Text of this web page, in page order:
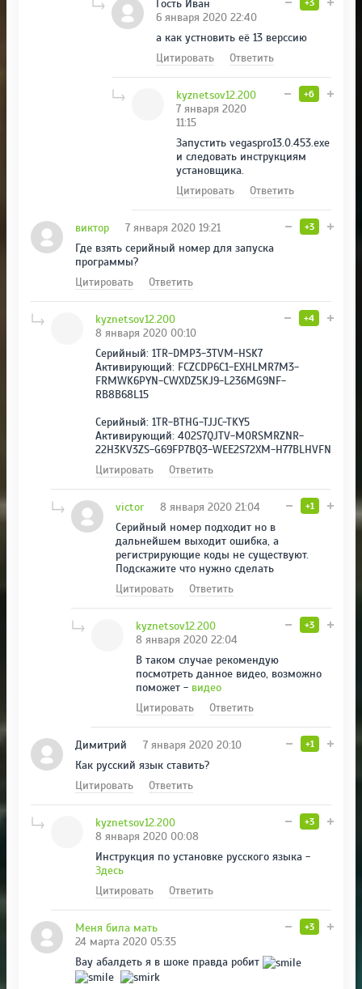
Гость Иван
6 января 2020 22:40
а как устновить её 13 верссию
Цитировать
Ответить
+6
kyznetsov12.200
7 января 2020
11:15
Запустить vegaspro13.0.453.exe
и следовать инструкциям
установщика.
Цитировать
Ответить
+3
виктор
7 января 2020 19:21
Где взять серийный номер для запуска
программы?
Цитировать
Ответить
+4
kyznetsov12.200
8 января 2020 00:10
Серийный: 1TR-DMP3-3TVM-HSK7
Активирующий: FCZCDP6C1-EXHLMR7M3-
FRMWK6PYN-CWXDZ5KJ9-L236MG9NF-
RB8B68L15
Серийный: 1TR-BTHG-TJJC-TKY5
Активирующий: 402S7QJTV-M0RSMRZNR-
22H3KV3ZS-G69FP7BQ3-WEE2S72XM-H77BLHVFN
Цитировать
Ответить
+1
victor
8 января 2020 21:04
Серийный номер подходит но в
дальнейшем выходит ошибка, а
регистрирующие коды не существуют.
Подскажите что нужно сделать
Цитировать
Ответить
+3
kyznetsov12.200
8 января 2020 22:04
В таком случае рекомендую
посмотреть данное видео, возможно
поможет - ​ видео
Цитировать
Ответить
+1
Димитрий
7 января 2020 20:10
Как русский язык ставить?
Цитировать
Ответить
+3
kyznetsov12.200
8 января 2020 00:08
Инструкция по установке русского языка - ​
Здесь
Цитировать
Ответить
+3
Меня била мать
24 марта 2020 05:35
Вау абалдеть я в шоке правда робит